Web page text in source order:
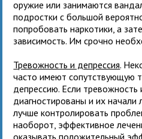
оружие или занимаются
подростки с большой
попробовать наркотики, а
зависимость. Им срочно
Тревожность и депрессия.
часто имеют сопутствующую
депрессию. Если тревожность
диагностированы и их начали
лучше контролировать
наоборот, эффективное
оказывать положительный